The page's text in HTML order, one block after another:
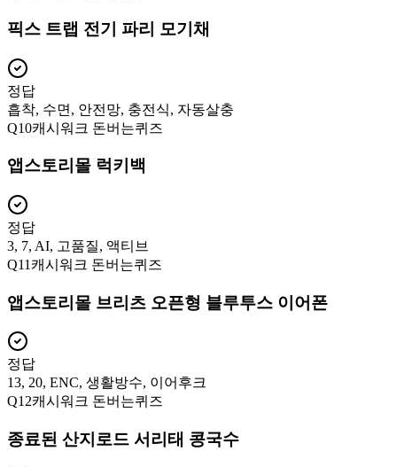
픽스 트랩 전기 파리 모기채
정답
흡착, 수면, 안전망, 충전식, 자동살충
Q10캐시워크 돈버는퀴즈
앱스토리몰 럭키백
정답
3, 7, AI, 고품질, 액티브
Q11 캐시워크 돈버는퀴즈
앱스토리몰 브리츠 오픈형 블루투스 이어폰
정답
13, 20, ENC, 생활방수, 이어후크
Q12캐시워크 돈버는퀴즈
종료된 산지로드 서리태 콩국수